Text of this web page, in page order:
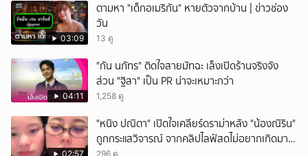
03:09
ตามหา "เด็กอเมริกัน" หายตัวจากบ้าน | ข่าวช่อง
วัน
13 ดู
04:11
"กัน นภัทร" ติดใจสายมัทฉะ เล็งเปิดร้านจริงจัง
ส่วน "ฐิสา" เป็น PR น่าจะเหมาะกว่า
1,258 ดู
02:57
"หนิง ปณิตา" เปิดใจเคลียร์ดราม่าหลัง "น้องณิริน"
ถูกกระแสวิจารณ์ จากคลิปไลฟ์สดไม่อยากเกิดมา
296 ดู